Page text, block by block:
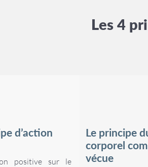
Les 4
d’action
positive sur le
Le principe
corporel
vécue